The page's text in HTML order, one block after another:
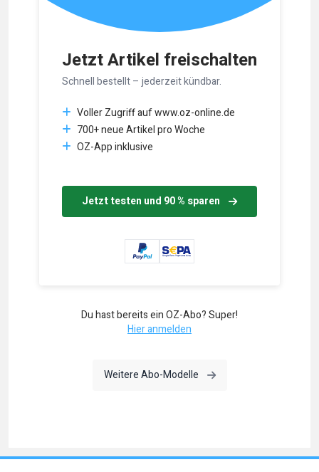
Jetzt Artikel freischalten
Schnell bestellt – jederzeit kündbar.
Voller Zugriff auf www.oz-online.de
700+ neue Artikel pro Woche
OZ-App inklusive
Jetzt testen und 90 % sparen
Du hast bereits ein OZ-Abo? Super!
Hier anmelden
Weitere Abo-Modelle